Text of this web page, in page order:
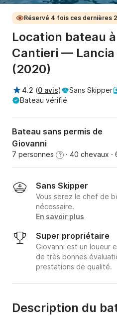
Réservé 4 fois ces dernières
Location bateau à
Cantieri — Lancia
(2020)
4.2 (0 avis) Sans Skipper
Bateau vérifié
Bateau sans permis de
Giovanni
7 personnes ? · 40 chevaux ·
Sans Skipper
Vous serez le chef de
nécessaire.
En savoir plus
Super propriétaire
Giovanni est un loueur
de très bonnes
prestations de qualité.
Description du